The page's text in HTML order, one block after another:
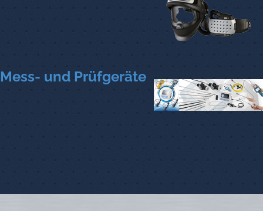
Mess- und Prüfgeräte